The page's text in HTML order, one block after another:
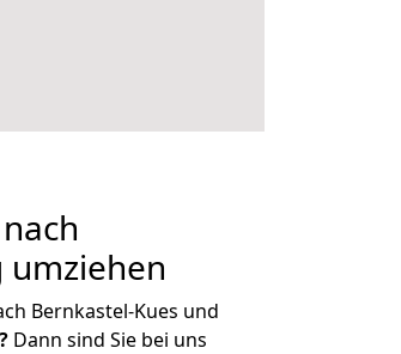
umziehen
Bernkastel-Kues und
Dann sind Sie bei uns